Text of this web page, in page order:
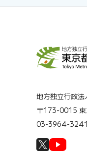
地方独立行政
〒173-0015 東
03-3964-